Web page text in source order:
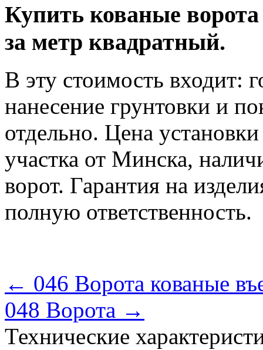
Купить кованые ворота
за метр квадратный.
В эту стоимость входит:
нанесение грунтовки и
отдельно. Цена
участка от Минска,
ворот. Гарантия на
полную ответственность.
← 046 Ворота кованые
048 Ворота →
Технические